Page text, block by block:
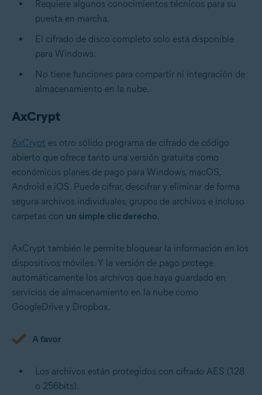
Requiere algunos conocimientos técnicos para su
puesta en marcha.
El cifrado de disco completo solo está disponible
para Windows.
No tiene funciones para compartir ni integración de
almacenamiento en la nube.
AxCrypt
AxCrypt es otro sólido programa de cifrado de código
abierto que ofrece tanto una versión gratuita como
económicos planes de pago para Windows, macOS,
Android e iOS. Puede cifrar, descifrar y eliminar de forma
segura archivos individuales, grupos de archivos e incluso
carpetas con un simple clic derecho.
AxCrypt también le permite bloquear la información en los
dispositivos móviles. Y la versión de pago protege
automáticamente los archivos que haya guardado en
servicios de almacenamiento en la nube como
GoogleDrive y Dropbox.
A favor
Los archivos están protegidos con cifrado AES (128
o 256bits).